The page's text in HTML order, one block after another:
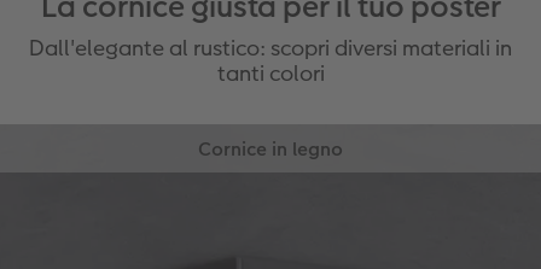
Grammatura: 237 g/m²
Dall'elegante al rustico: scopri diversi materiali in
tanti colori